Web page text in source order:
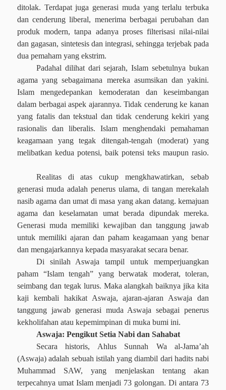
ditolak. Terdapat juga generasi muda yang terlalu terbuka
dan cenderung liberal, menerima berbagai perubahan dan
produk modern, tanpa adanya proses filterisasi nilai-nilai
dan gagasan, sintetesis dan integrasi, sehingga terjebak pada
dua pemaham yang ekstrim.
Padahal dilihat dari sejarah, Islam sebetulnya bukan
agama yang sebagaimana mereka asumsikan dan yakini.
Islam mengedepankan kemoderatan dan keseimbangan
dalam berbagai aspek ajarannya. Tidak cenderung ke kanan
yang fatalis dan tekstual dan tidak cenderung kekiri yang
rasionalis dan liberalis. Islam menghendaki pemahaman
keagamaan yang tegak ditengah-tengah (moderat) yang
melibatkan kedua potensi, baik potensi teks maupun rasio.
Realitas di atas cukup mengkhawatirkan, sebab
generasi muda adalah penerus ulama, di tangan merekalah
nasib agama dan umat di masa yang akan datang. kemajuan
agama dan keselamatan umat berada dipundak mereka.
Generasi muda memiliki kewajiban dan tanggung jawab
untuk memiliki ajaran dan paham keagamaan yang benar
dan mengajarkannya kepada masyarakat secara benar.
Di sinilah Aswaja tampil untuk memperjuangkan
paham “Islam tengah” yang berwatak moderat, toleran,
seimbang dan tegak lurus. Maka alangkah baiknya jika kita
kaji kembali hakikat Aswaja, ajaran-ajaran Aswaja dan
tanggung jawab generasi muda Aswaja sebagai penerus
kekholifahan atau kepemimpinan di muka bumi ini.
Aswaja: Pengikut Setia Nabi dan Sahabat
Secara historis, Ahlus Sunnah Wa al-Jama’ah
(Aswaja) adalah sebuah istilah yang diambil dari hadits nabi
Muhammad SAW, yang menjelaskan tentang akan
terpecahnya umat Islam menjadi 73 golongan. Di antara 73